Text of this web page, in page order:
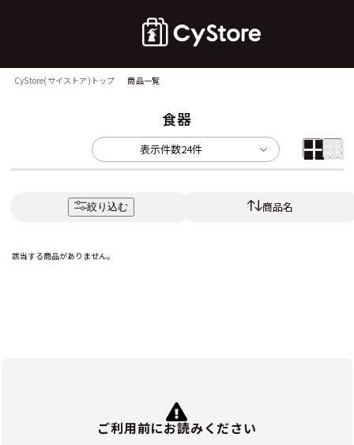
CyStore(サイストア)トップ 商品一覧
食器
表示件数24件
絞り込む 商品名
該当する商品がありません。
ご利用前にお読みください